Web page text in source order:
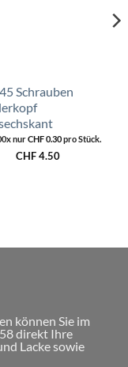
Schrauben
nurCHF0.30pro Stück.
CHF4.50
können Sie im
direkt Ihre
Lackesowie